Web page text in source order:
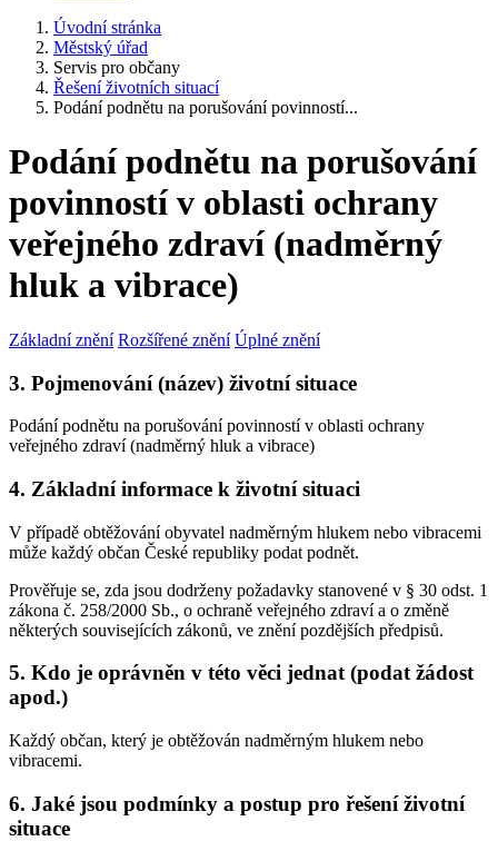
Úvodní stránka
Městský úřad
Servis pro občany
Řešení životních situací
Podání podnětu na porušování povinností...
Podání podnětu na porušování
povinností v oblasti ochrany
veřejného zdraví (nadměrný
hluk a vibrace)
Základní znění Rozšířené znění Úplné znění
3. Pojmenování (název) životní situace
Podání podnětu na porušování povinností v oblasti ochrany
veřejného zdraví (nadměrný hluk a vibrace)
4. Základní informace k životní situaci
V případě obtěžování obyvatel nadměrným hlukem nebo vibracemi
může každý občan České republiky podat podnět.
Prověřuje se, zda jsou dodrženy požadavky stanovené v § 30 odst. 1
zákona č. 258/2000 Sb., o ochraně veřejného zdraví a o změně
některých souvisejících zákonů, ve znění pozdějších předpisů.
5. Kdo je oprávněn v této věci jednat (podat žádost
apod.)
Každý občan, který je obtěžován nadměrným hlukem nebo
vibracemi.
6. Jaké jsou podmínky a postup pro řešení životní
situace